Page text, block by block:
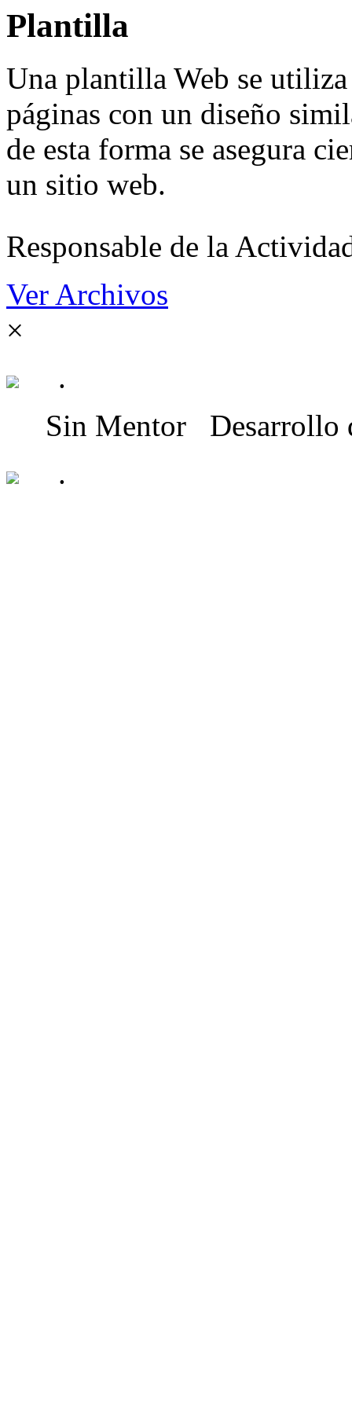
Plantilla
Una plantilla Web se
páginas con un diseño
de esta forma se asegura
un sitio web.
Responsable de la
Ver Archivos
×
.
Sin Mentor Desarrollo
.